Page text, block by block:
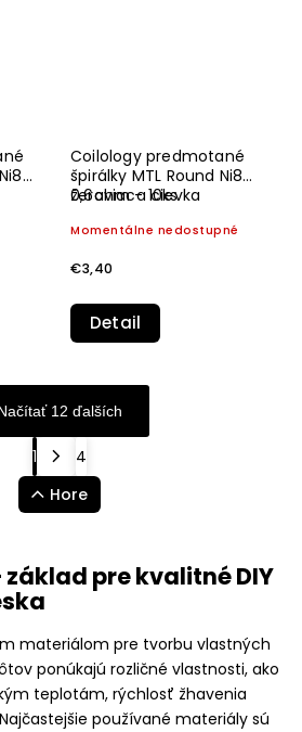
Coilology predmotané
špirálky MTL Round Ni80
0,6ohm - 10ks
žeraviaca cievka
Momentálne nedostupné
€3,40
Detail
12 ďalších
1
4
Hore
pre kvalitné DIY
materiálom pre tvorbu vlastných
ponúkajú rozličné vlastnosti, ako
teplotám, rýchlosť žhavenia
používané materiály sú